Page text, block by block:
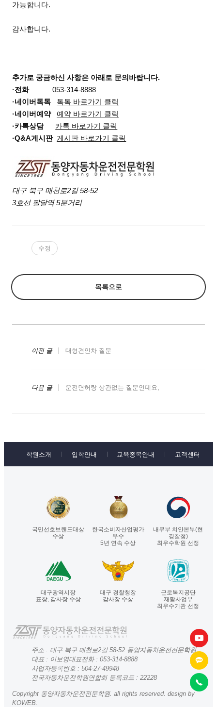
가능합니다.
감사합니다.
추가로 궁금하신 사항은 아래로 문의바랍니다.
·전화053-314-8888
·네이버톡톡
톡톡 바로가기 클릭
·네이버예약예약 바로가기 클릭
·카톡상담
카톡 바로가기 클릭
·Q&A게시판 게시판 바로가기 클릭
대구 북구 매천로2길 58-52
3호선 팔달역 5분거리
목록으로
수정
이전 글 대형견인차 질문
다음 글 운전면허랑 상관없는 질문인데요,
학원소개 입학안내 교육종목안내 고객센터
국민선호브랜드대상
수상
한국소비자산업평가
우수
5년 연속 수상
내무부 치안본부(현
경찰청)
최우수학원 선정
대구광역시장
표창, 감사장 수상
대구 경찰청장
감사장 수상
근로복지공단
재활사업부
최우수기관 선정
주소 : 대구 북구 매천로2길 58-52 동양자동차운전전문학원
대표 : 이보영대표전화 :053-314-8888
사업자등록번호 : 504-27-49948
전국자동차운전학원연합회 등록코드 : 22228
Copyright 동양자동차운전전문학원. all rights reserved. design by
KOWEB